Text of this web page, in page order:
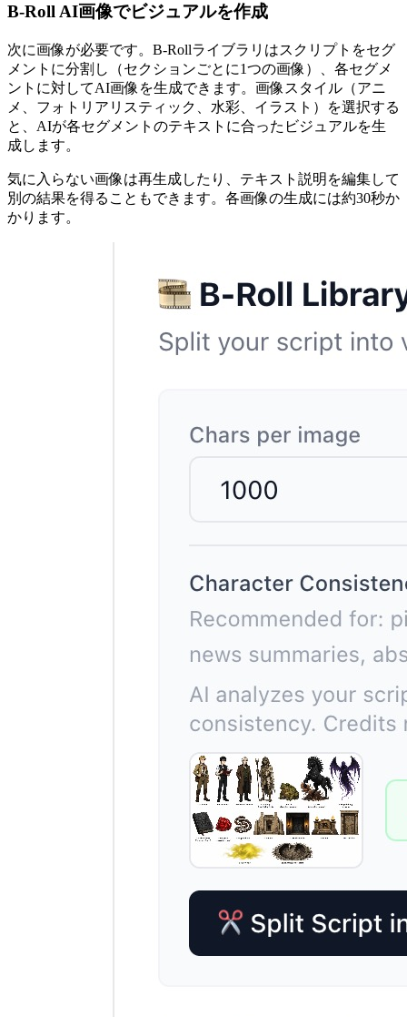
B-Roll AI画像でビジュアルを作成
次に画像が必要です。B-Rollライブラリはスクリプトをセグ
メントに分割し（セクションごとに1つの画像）、各セグメ
ントに対してAI画像を生成できます。画像スタイル（アニ
メ、フォトリアリスティック、水彩、イラスト）を選択する
と、AIが各セグメントのテキストに合ったビジュアルを生
成します。
気に入らない画像は再生成したり、テキスト説明を編集して
別の結果を得ることもできます。各画像の生成には約30秒か
かります。